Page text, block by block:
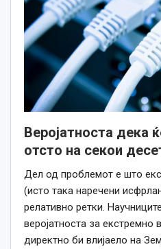
Веројатноста дека
отсто на секои
Дел од проблемот е што
(исто така наречени
релативно ретки.
веројатноста за екстремно
директно би влијаело на